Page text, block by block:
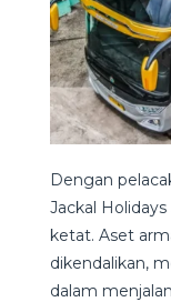
Dengan
Jackal
ketat. Aset
dikendalikan,
dalam